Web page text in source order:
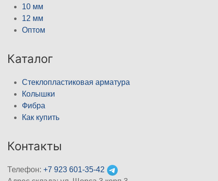
10 мм
12 мм
Оптом
Каталог
Стеклопластиковая арматура
Колышки
Фибра
Как купить
Контакты
Телефон: +7 923 601-35-42